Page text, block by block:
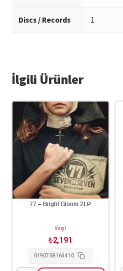
Discs / Records 1
İlgili Ürünler
77 – Bright Gloom 2LP
Vinyl
₺2,191
0190758164410